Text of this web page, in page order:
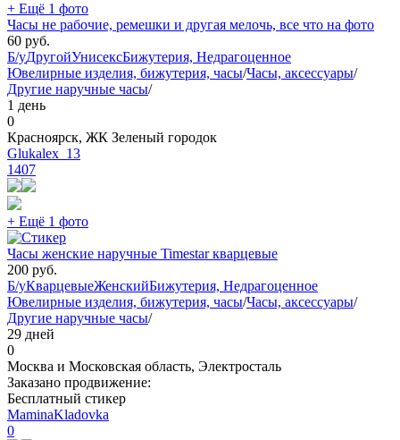
+ Ещё 1 фото
Часы не рабочие, ремешки и другая мелочь, все что на фото
60 руб.
Б/уДругойУнисексБижутерия, Недрагоценное
Ювелирные изделия, бижутерия, часы/Часы, аксессуары/
Другие наручные часы/
1 день
0
Красноярск, ЖК Зеленый городок
Glukalex_13
1407
+ Ещё 1 фото
Часы женские наручные Timestar кварцевые
200 руб.
Б/уКварцевыеЖенскийБижутерия, Недрагоценное
Ювелирные изделия, бижутерия, часы/Часы, аксессуары/
Другие наручные часы/
29 дней
0
Москва и Московская область, Электросталь
Заказано продвижение:
Бесплатный стикер
MaminaKladovka
0